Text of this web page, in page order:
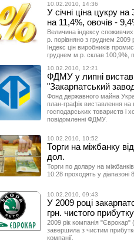
10.02.2010, 14:36
У січні ціна цукру
на 11,4%, овочів -
Величина індексу споживчих
р. порівняно з груднем 2009
Індекс цін виробників
груднем м.р. склав 100,9%,
10.02.2010, 12:21
ФДМУ у липні
"Закарпатський
Фонд державного майна
план-графік виставлення на
господарських товариств і
повідомленні ФДМУ.
10.02.2010, 10:52
Торги на міжбанку
дол.
Торги по долару на
10:28 проходять у діапазоні
10.02.2010, 09:43
У 2009 році
грн. чистого прибутку
2009 рік компанія
завершила з чистим
компанії.